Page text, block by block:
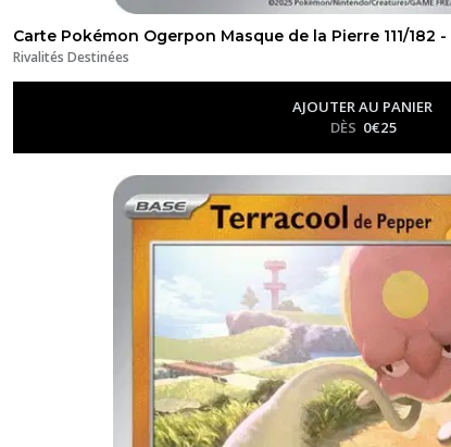
Carte Pokémon Ogerpon Masque de la Pierre 111/182
Rivalités Destinées
AJOUTER AU PANIER
DÈS 0€25